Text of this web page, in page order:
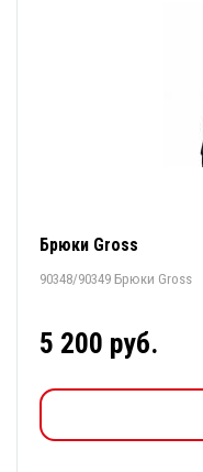
Брюки Gross
90348/90349 Брюки Gross
5 200 руб.